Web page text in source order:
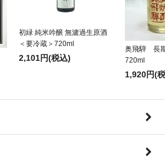
初緑 純米吟醸 無濾過生原酒
＜要冷蔵＞720ml
2,101円(税込)
奥飛騨 長
720ml
1,920円(